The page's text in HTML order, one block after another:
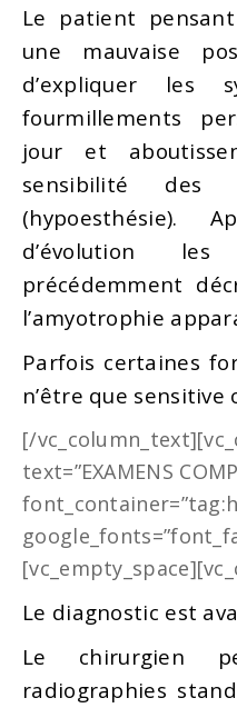
Le patient
une mauvaise
d’expliquer les
fourmillements
jour et
sensibilité des
(hypoesthésie).
d’évolution
précédemment
l’amyotrophie
Parfois certaines
n’être que sensitive
[/
text=”EXAMENS
Le diagnostic est
Le chirurgien
radiographies